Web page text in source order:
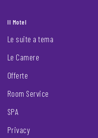
Il Motel
Le suite a tema
Le Camere
Offerte
Room Service
SPA
Privacy